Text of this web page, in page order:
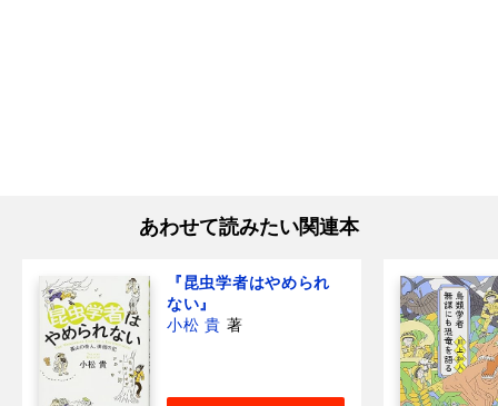
あわせて読みたい関連本
『昆虫学者はやめられ
ない』
小松 貴 著